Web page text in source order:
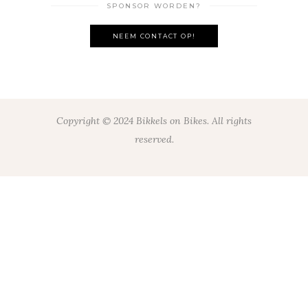
SPONSOR WORDEN?
NEEM CONTACT OP!
Copyright © 2024 Bikkels on Bikes. All rights
reserved.